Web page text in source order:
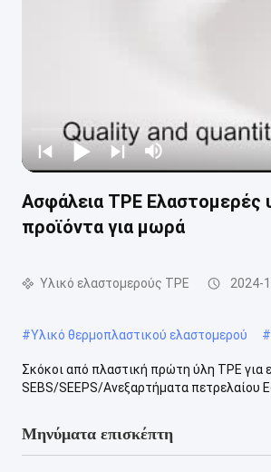
Ασφάλεια ΤΡΕ Ελαστομερές
προϊόντα για μωρά
Υλικό ελαστομερούς TPE 2024-
#Υλικό θερμοπλαστικού ελαστομερού #
Σκόκοι από πλαστική πρώτη ύλη TPE
SEBS/SEEPS/Ανεξαρτήματα πετρελαίου
Μηνύματα επισκέπτη